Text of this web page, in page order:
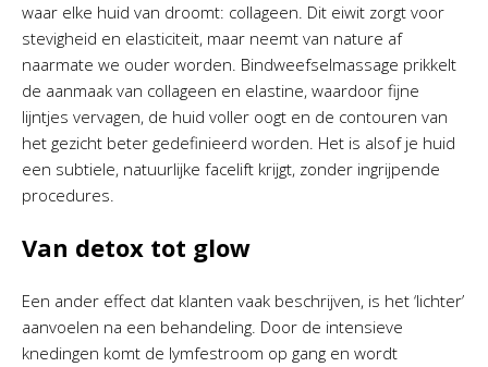
waar elke huid van droomt: collageen. Dit eiwit zorgt voor
stevigheid en elasticiteit, maar neemt van nature af
naarmate we ouder worden. Bindweefselmassage prikkelt
de aanmaak van collageen en elastine, waardoor fijne
lijntjes vervagen, de huid voller oogt en de contouren van
het gezicht beter gedefinieerd worden. Het is alsof je huid
een subtiele, natuurlijke facelift krijgt, zonder ingrijpende
procedures.
Van detox tot glow
Een ander effect dat klanten vaak beschrijven, is het ‘lichter’
aanvoelen na een behandeling. Door de intensieve
knedingen komt de lymfestroom op gang en wordt